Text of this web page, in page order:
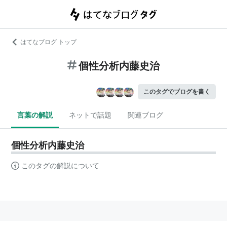
はてなブログ トップ
個性分析内藤史治
このタグでブログを書く
言葉の解説 ネットで話題 関連ブログ
個性分析内藤史治
このタグの解説について